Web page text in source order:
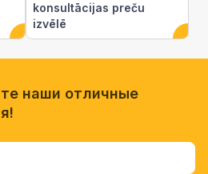
konsultācijas preču
izvēlē
наши отличные